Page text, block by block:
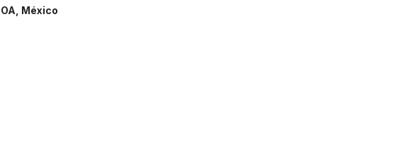
México